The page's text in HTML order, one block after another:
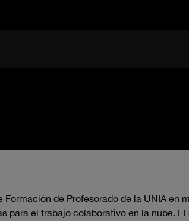
de Profesorado de la UNIA en
para el trabajo colaborativo en la nube.